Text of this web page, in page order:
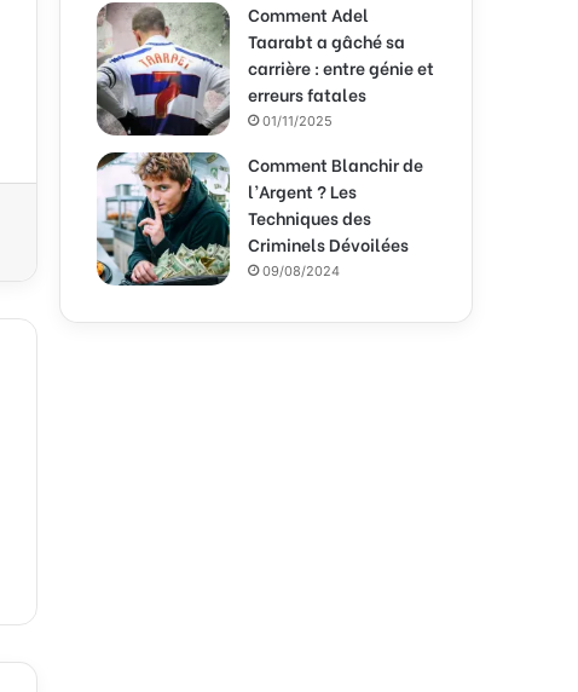
Comment Adel
Taarabt a gâché sa
carrière : entre génie et
erreurs fatales
01/11/2025
Comment Blanchir de
l’Argent ? Les
Techniques des
Criminels Dévoilées
09/08/2024